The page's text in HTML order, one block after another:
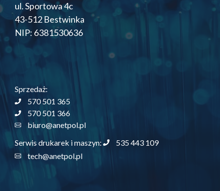
ul. Sportowa 4c
43-512 Bestwinka
NIP: 6381530636
Sprzedaż:
570 501 365
570 501 366
biuro@anetpol.pl
Serwis drukarek i maszyn:
535 443 109
tech@anetpol.pl